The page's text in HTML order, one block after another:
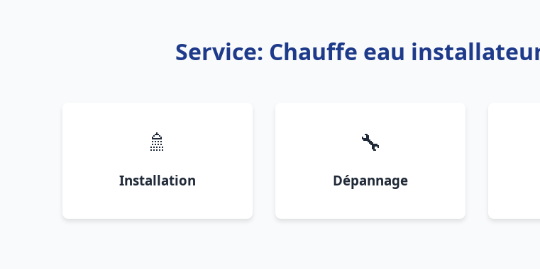
Service: Chauffe eau
🚿
Installation
🔧
Dépannage